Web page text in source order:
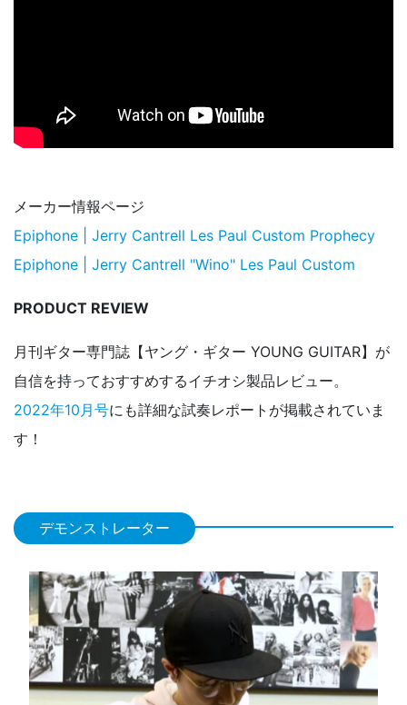
メーカー情報ページ
Epiphone | Jerry Cantrell Les Paul Custom Prophecy
Epiphone | Jerry Cantrell "Wino" Les Paul Custom
PRODUCT REVIEW
月刊ギター専門誌【ヤング・ギター YOUNG GUITAR】が
自信を持っておすすめするイチオシ製品レビュー。
2022年10月号にも詳細な試奏レポートが掲載されていま
す！
デモンストレーター